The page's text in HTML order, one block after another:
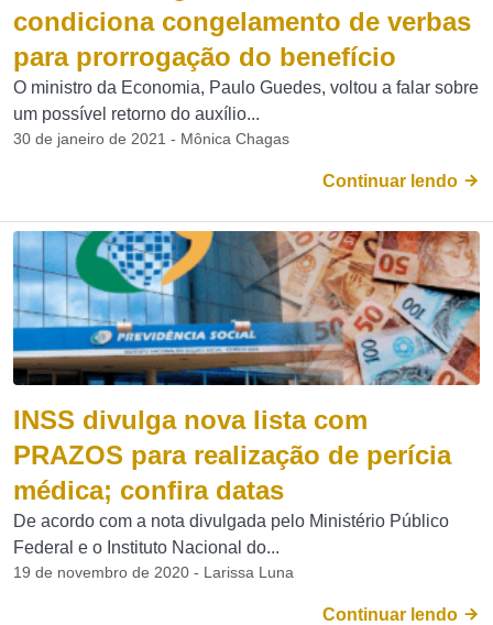
condiciona congelamento de verbas
para prorrogação do benefício
O ministro da Economia, Paulo Guedes, voltou a falar sobre
um possível retorno do auxílio...
30 de janeiro de 2021 - Mônica Chagas
Continuar lendo
INSS divulga nova lista com
PRAZOS para realização de perícia
médica; confira datas
De acordo com a nota divulgada pelo Ministério Público
Federal e o Instituto Nacional do...
19 de novembro de 2020 - Larissa Luna
Continuar lendo